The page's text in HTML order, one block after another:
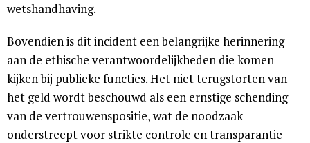
wetshandhaving.
Bovendien is dit incident een belangrijke herinnering
aan de ethische verantwoordelijkheden die komen
kijken bij publieke functies. Het niet terugstorten van
het geld wordt beschouwd als een ernstige schending
van de vertrouwenspositie, wat de noodzaak
onderstreept voor strikte controle en transparantie